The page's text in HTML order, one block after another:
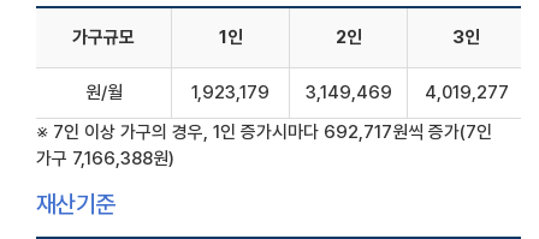
가구규모 1인 2인 3인
원/월 1,923,179 3,149,469
4,019,277
※ 7인 이상 가구의 경우, 1인 증가시마다 692,717원씩 증가(7인
가구 7,166,388원)
재산기준